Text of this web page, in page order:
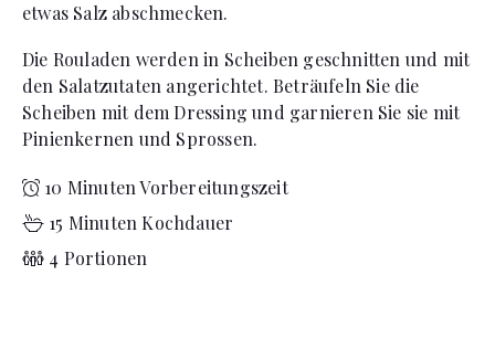
etwas Salz abschmecken.
Die Rouladen werden in Scheiben geschnitten und mit
den Salatzutaten angerichtet. Beträufeln Sie die
Scheiben mit dem Dressing und garnieren Sie sie mit
Pinienkernen und Sprossen.
10 Minuten Vorbereitungszeit
15 Minuten Kochdauer
4 Portionen